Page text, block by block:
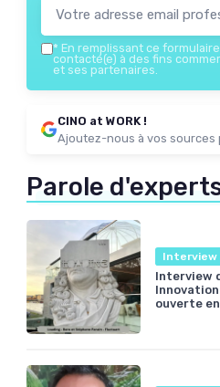
* En remplissant ce
contacté(e) à des fins
et ses partenaires.
CINO at WORK !
Ajoutez-nous à vos sources
Parole
Interview
Interview
ouverte